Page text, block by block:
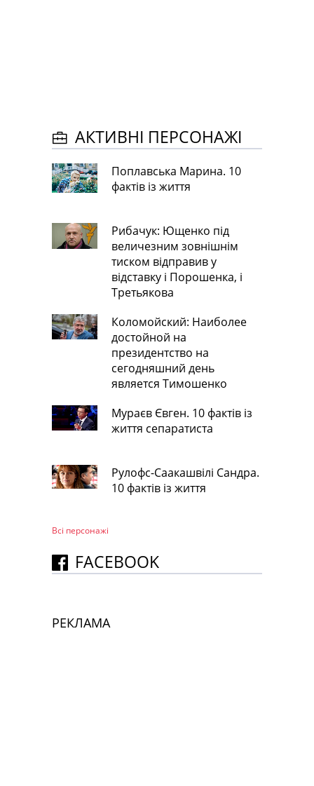
АКТИВНІ ПЕРСОНАЖІ
Поплавська Марина. 10
фактів із життя
Рибачук: Ющенко під
величезним зовнішнім
тиском відправив у
відставку і Порошенка, і
Третьякова
Коломойский: Наиболее
достойной на
президентство на
сегодняшний день
является Тимошенко
Мураєв Євген. 10 фактів із
життя сепаратиста
Рулофс-Саакашвілі Сандра.
10 фактів із життя
Всі персонажi
FACEBOOK
РЕКЛАМА